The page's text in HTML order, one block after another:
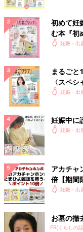
初めて妊
む本『初
妊娠・出
まるごと
〈スペ
妊娠・出
妊娠中に
妊娠・出
アカチャ
倍【期間
妊娠・出
お墓の撤
PR(くらしの